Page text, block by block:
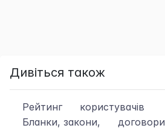
Дивіться також
Рейтинг
користувачів
Бланки, закони,
договори